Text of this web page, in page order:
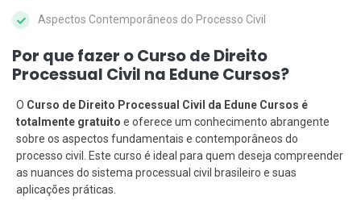
Aspectos Contemporâneos do Processo Civil
Por que fazer o Curso de Direito
Processual Civil na Edune Cursos?
O Curso de Direito Processual Civil da Edune Cursos é
totalmente gratuito e oferece um conhecimento abrangente
sobre os aspectos fundamentais e contemporâneos do
processo civil. Este curso é ideal para quem deseja compreender
as nuances do sistema processual civil brasileiro e suas
aplicações práticas.